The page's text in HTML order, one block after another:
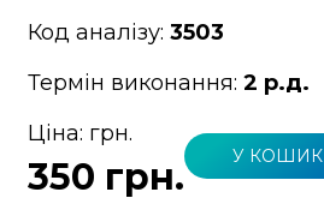
Код аналізу:3503
Термін виконання:2 р.д.
Ціна: грн.
350 грн. У КОШИК